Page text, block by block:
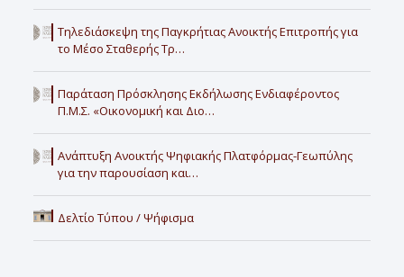
Τηλεδιάσκεψη της Παγκρήτιας Ανοικτής Επιτροπής για
το Μέσο Σταθερής Τρ…
Παράταση Πρόσκλησης Εκδήλωσης Ενδιαφέροντος
Π.Μ.Σ. «Οικονομική και Διο…
Ανάπτυξη Ανοικτής Ψηφιακής Πλατφόρμας-Γεωπύλης
για την παρουσίαση και…
Δελτίο Τύπου / Ψήφισμα